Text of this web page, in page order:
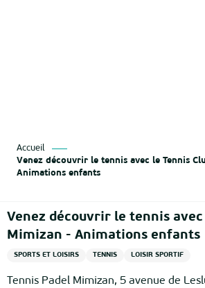
Accueil
Venez découvrir le tennis avec le Tennis
Animations enfants
Venez découvrir le tennis avec
Mimizan - Animations enfants
SPORTS ET LOISIRS TENNIS LOISIR SPORTIF
Tennis Padel Mimizan, 5 avenue de